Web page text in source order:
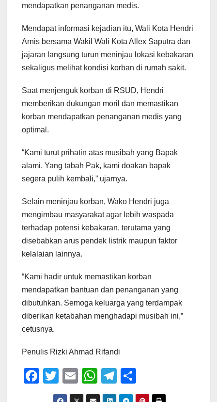
mendapatkan penanganan medis.
Mendapat informasi kejadian itu, Wali Kota Hendri
Arnis bersama Wakil Wali Kota Allex Saputra dan
jajaran langsung turun meninjau lokasi kebakaran
sekaligus melihat kondisi korban di rumah sakit.
Saat menjenguk korban di RSUD, Hendri
memberikan dukungan moril dan memastikan
korban mendapatkan penanganan medis yang
optimal.
“Kami turut prihatin atas musibah yang Bapak
alami. Yang tabah Pak, kami doakan bapak
segera pulih kembali,” ujarnya.
Selain meninjau korban, Wako Hendri juga
mengimbau masyarakat agar lebih waspada
terhadap potensi kebakaran, terutama yang
disebabkan arus pendek listrik maupun faktor
kelalaian lainnya.
“Kami hadir untuk memastikan korban
mendapatkan bantuan dan penanganan yang
dibutuhkan. Semoga keluarga yang terdampak
diberikan ketabahan menghadapi musibah ini,”
cetusnya.
Penulis Rizki Ahmad Rifandi
F
T
wi
E
m
W
h
T
el h